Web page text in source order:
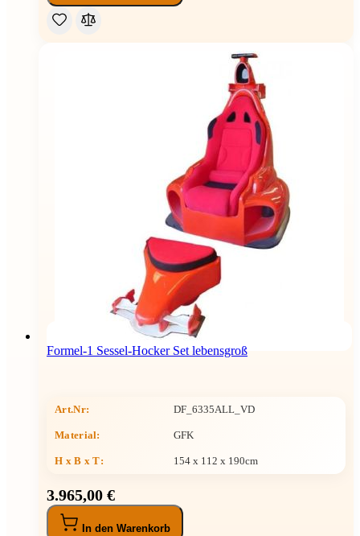
Formel-1 Sessel-Hocker Set lebensgroß
Art.Nr: DF_6335ALL_VD
Material: GFK
H x B x T: 154 x 112 x 190cm
3.965,00 €
In den Warenkorb